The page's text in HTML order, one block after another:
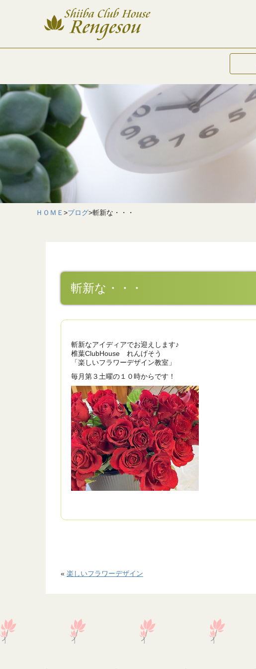
ＨＯＭＥ >ブログ>斬新な・・・
斬新な・・・
斬新なアイディアでお迎えします♪
椎葉ClubHouse れんげそう
「楽しいフラワーデザイン教室」
毎月第３土曜の１０時からです！
« 楽しいフラワーデザイン